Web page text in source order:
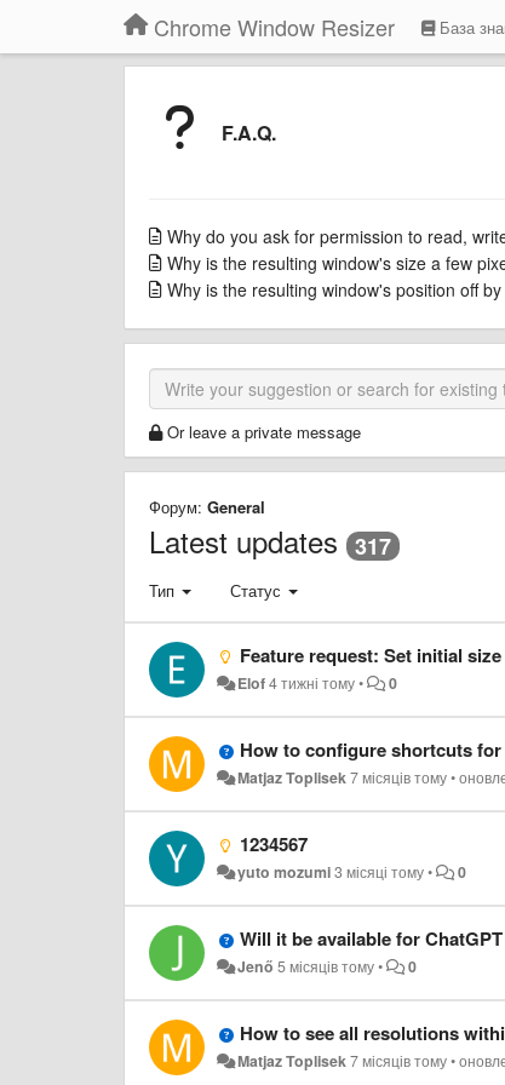
Chrome Window Resizer База
F.A.Q.
Why do you ask for permission to read,
Why is the resulting window's size a few
Why is the resulting window's position off
Or leave a private message
Форум: General
Latest updates 317
Тип Статус
Feature request: Set initial
Elof4 тижні тому• 0
How to configure shortcuts for
Matjaz Toplisek7 місяців тому•
1234567
yuto mozumi3 місяці тому• 0
Will it be available for
Jenő 5 місяців тому• 0
How to see all resolutions
Matjaz Toplisek7 місяців тому•